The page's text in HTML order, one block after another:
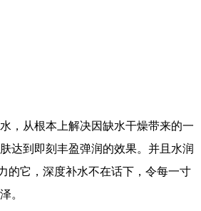
，从根本上解决因缺水干燥带来的一
达到即刻丰盈弹润的效果。并且水润
的它，深度补水不在话下，令每一寸
。